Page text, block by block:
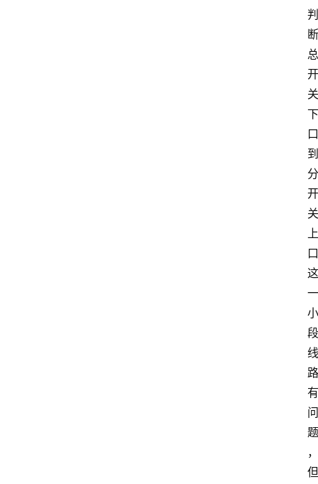
判
断
总
开
关
下
口
到
分
开
关
上
口
这
一
小
段
线
路
有
问
题
，
但